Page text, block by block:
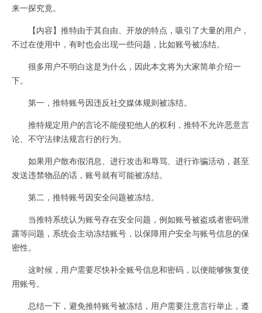
来一探究竟。
【内容】推特由于其自由、开放的特点，吸引了大量的用户，
不过在使用中，有时也会出现一些问题，比如账号被冻结。
很多用户不明白这是为什么，因此本文将为大家简单介绍一
下。
第一，推特账号因违反社交媒体规则被冻结。
推特规定用户的言论不能侵犯他人的权利，推特不允许恶意言
论、不守法律法规言行的行为。
如果用户散布假消息、进行攻击和辱骂、进行诈骗活动，甚至
发送违禁物品的话，账号就有可能被冻结。
第二，推特账号因安全问题被冻结。
当推特系统认为账号存在安全问题，例如账号被盗或者密码泄
露等问题，系统会主动冻结账号，以保障用户安全与账号信息的保
密性。
这时候，用户需要尽快补全账号信息和密码，以便能够恢复使
用账号。
总结一下，避免推特账号被冻结，用户需要注意言行举止，遵